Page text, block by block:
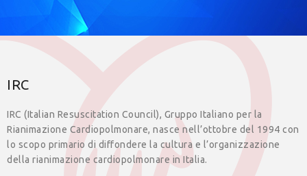
IRC
IRC (Italian Resuscitation Council), Gruppo Italiano per la
Rianimazione Cardiopolmonare, nasce nell’ottobre del 1994 con
lo scopo primario di diffondere la cultura e l’organizzazione
della rianimazione cardiopolmonare in Italia.